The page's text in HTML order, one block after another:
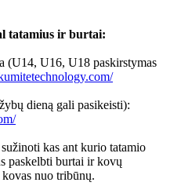
tatamius ir burtai:
(U14, U16, U18 paskirstymas
dieną gali pasikeisti):
kas ant kurio tatamio
paskelbti burtai ir kovų
nuo tribūnų.